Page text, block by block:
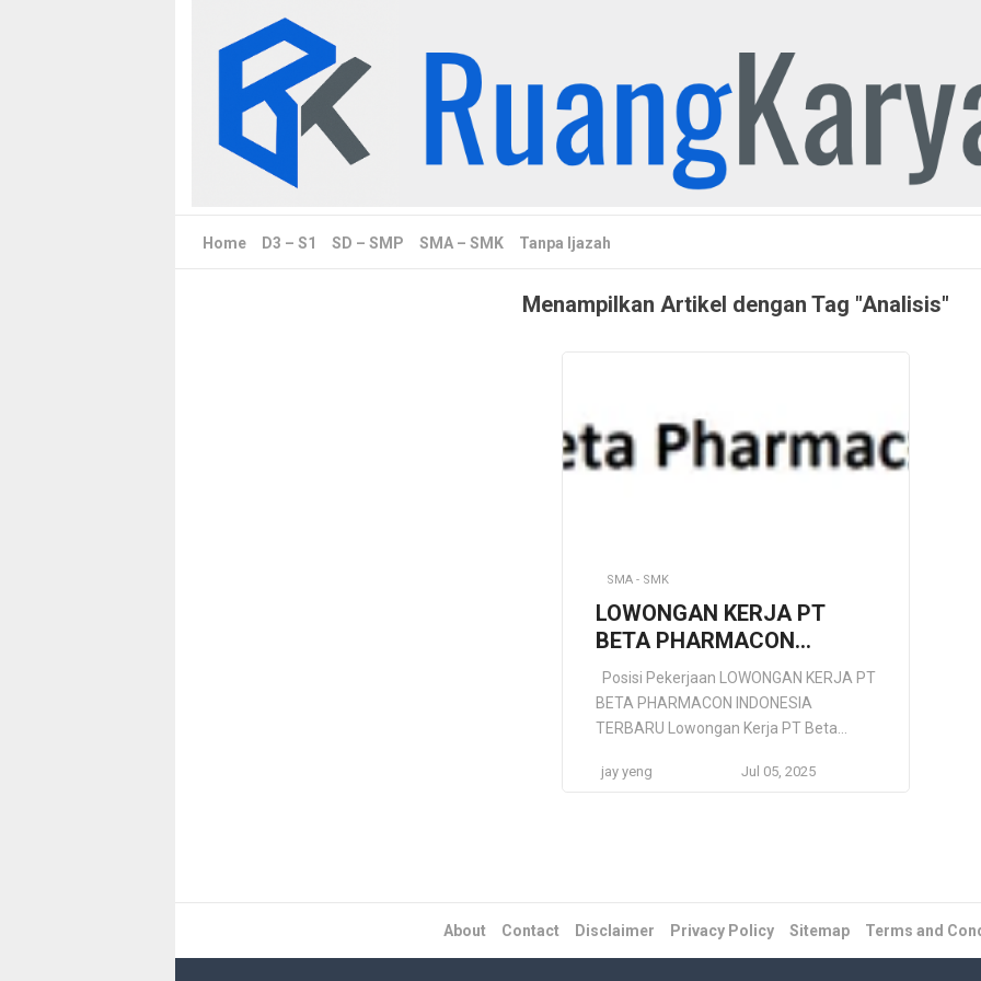
Home D3 – S1 SD – SMP SMA – SMK Tanpa Ijazah
Menampilkan Artikel dengan Tag "Analisis"
SMA - SMK
LOWONGAN KERJA PT
BETA PHARMACON
INDONESIA TERBARU
Posisi Pekerjaan LOWONGAN KERJA PT
BETA PHARMACON INDONESIA
TERBARU Lowongan Kerja PT Beta
Pharmacon Indonesia merupakan salah
Kabupaten Karawang. PT Beta
Pharmacon merupakan bagian dari
jay yeng Jul 05, 2025
About Contact Disclaimer Privacy Policy Sitemap Terms and